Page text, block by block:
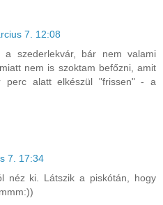
7. 12:08
a szederlekvár, bár nem valami
nem is szoktam befőzni, amit
perc alatt elkészül "frissen" - a
7. 17:34
néz ki. Látszik a piskótán, hogy